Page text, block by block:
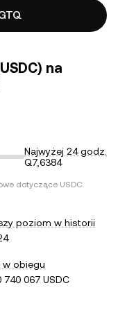
na
Najwyżej 24 godz.
Q7,6384
dotyczące USDC.
poziom w historii
w obiegu
740 067 USDC